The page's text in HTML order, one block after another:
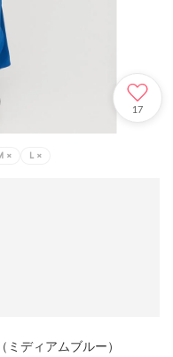
17
× L ×
ディアムブルー）